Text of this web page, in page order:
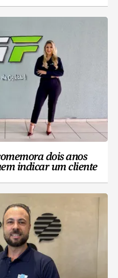
dois anos
indicar um cliente